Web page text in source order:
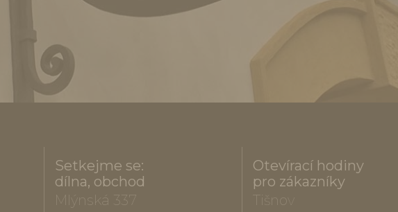
Setkejme se:
dílna, obchod
Mlýnská 337
Otevírací hodiny
pro zákazníky
Tišnov